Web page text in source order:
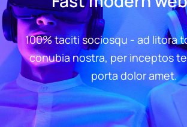
100% taciti sociosqu - ad litora
conubia nostra, per inceptos
porta dolor amet.